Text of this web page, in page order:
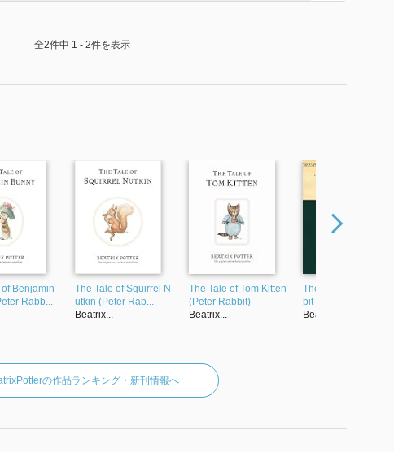
全2件中 1 - 2件を表示
Benjamin
Rabb...
The Tale of Squirrel N
utkin (Peter Rab...
Beatrix...
The Tale of Tom Kitten
(Peter Rabbit)
Beatrix...
The Tale of Peter Rab
bit (English Edit...
Beatrix...
の作品ランキング・新刊情報へ